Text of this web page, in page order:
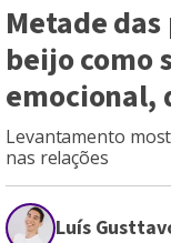
Metade
beijo como
emocional,
Levantamento
nas relações
Luís